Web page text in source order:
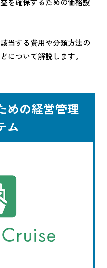
を確保するための価格設
当する費用や分類方法の
について解説します。
めの経営管理
ム